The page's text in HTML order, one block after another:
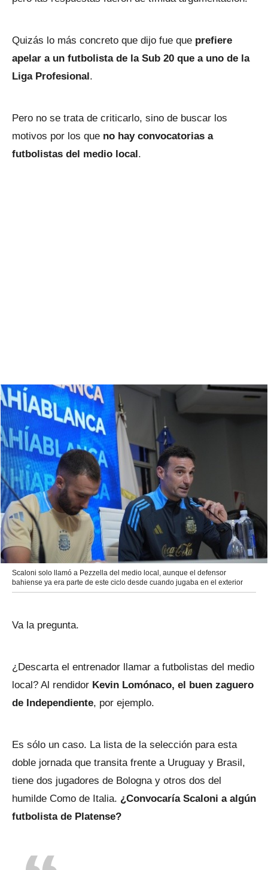
Quizás lo más concreto que dijo fue que prefiere
apelar a un futbolista de la Sub 20 que a uno de la
Liga Profesional.
Pero no se trata de criticarlo, sino de buscar los
motivos por los que no hay convocatorias a
futbolistas del medio local.
Scaloni solo llamó a Pezzella del medio local, aunque el defensor
bahiense ya era parte de este ciclo desde cuando jugaba en el exterior
Va la pregunta.
¿Descarta el entrenador llamar a futbolistas del medio
local? Al rendidor Kevin Lomónaco, el buen zaguero
de Independiente, por ejemplo.
Es sólo un caso. La lista de la selección para esta
doble jornada que transita frente a Uruguay y Brasil,
tiene dos jugadores de Bologna y otros dos del
humilde Como de Italia. ¿Convocaría Scaloni a algún
futbolista de Platense?